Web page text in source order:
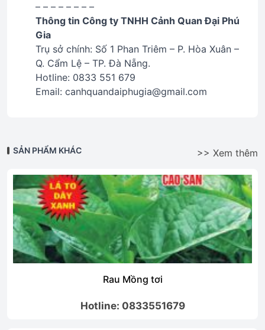
– – – – – – – –
Thông tin Công ty TNHH Cảnh Quan Đại Phú
Gia
Trụ sở chính: Số 1 Phan Triêm – P. Hòa Xuân –
Q. Cẩm Lệ – TP. Đà Nẵng.
Hotline: 0833 551 679
Email: canhquandaiphugia@gmail.com
SẢN PHẨM KHÁC >> Xem thêm
Rau Mồng tơi
Hotline: 0833551679